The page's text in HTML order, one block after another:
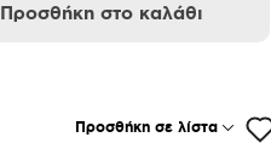
Προσθήκη στο καλάθι
Προσθήκη σε λίστα